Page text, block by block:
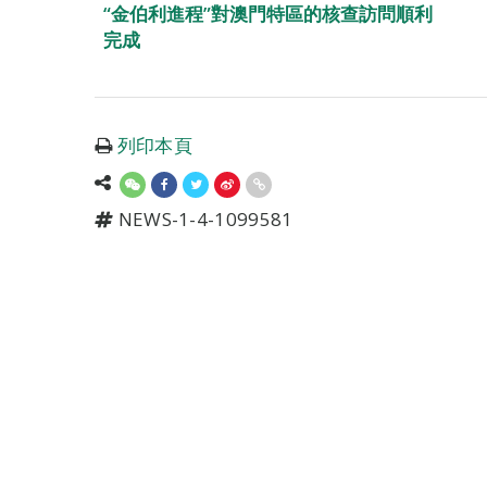
“金伯利進程”對澳門特區的核查訪問順利
完成
列印本頁
NEWS-1-4-1099581